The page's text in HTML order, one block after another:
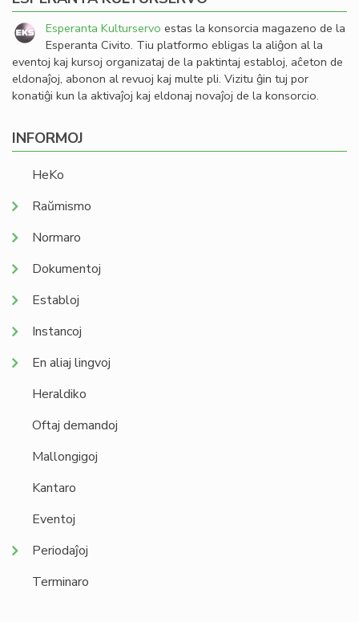
Esperanta Kulturservo estas la konsorcia magazeno de la
Esperanta Civito. Tiu platformo ebligas la aliĝon al la
eventoj kaj kursoj organizataj de la paktintaj establoj, aĉeton de
eldonaĵoj, abonon al revuoj kaj multe pli. Vizitu ĝin tuj por
konatiĝi kun la aktivaĵoj kaj eldonaj novaĵoj de la konsorcio.
INFORMOJ
HeKo
Raŭmismo
Normaro
Dokumentoj
Establoj
Instancoj
En aliaj lingvoj
Heraldiko
Oftaj demandoj
Mallongigoj
Kantaro
Eventoj
Periodaĵoj
Terminaro